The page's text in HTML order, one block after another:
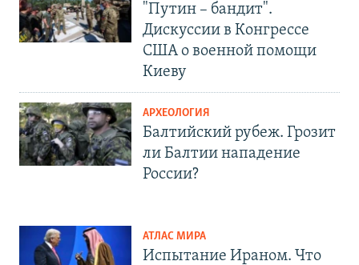
"Путин – бандит".
Дискуссии в Конгрессе
США о военной помощи
Киеву
АРХЕОЛОГИЯ
Балтийский рубеж. Грозит
ли Балтии нападение
России?
АТЛАС МИРА
Испытание Ираном. Что